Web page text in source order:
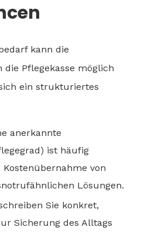
kann die
Pflegekasse möglich
ein strukturiertes
anerkannte
ist häufig
von
Lösungen.
Sie konkret,
Sicherung des Alltags